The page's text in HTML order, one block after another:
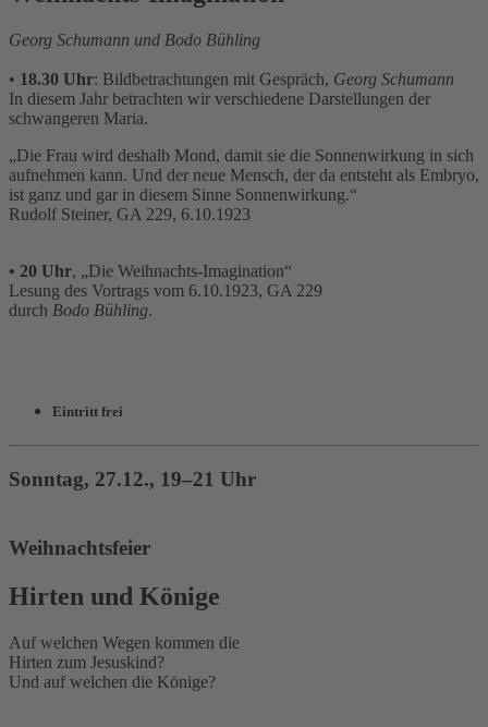
Georg Schumann und Bodo Bühling
• 18.30 Uhr: Bildbetrachtungen mit Gespräch, Georg Schumann
In diesem Jahr betrachten wir verschiedene Darstellungen der
schwangeren Maria.
„Die Frau wird deshalb Mond, damit sie die Sonnenwirkung in sich
aufnehmen kann. Und der neue Mensch, der da entsteht als Embryo,
ist ganz und gar in diesem Sinne Sonnenwirkung.“
Rudolf Steiner, GA 229, 6.10.1923
• 20 Uhr, „Die Weihnachts-Imagination“
Lesung des Vortrags vom 6.10.1923, GA 229
durch Bodo Bühling.
Eintritt frei
Sonntag, 27.12., 19–21 Uhr
Weihnachtsfeier
Hirten und Könige
Auf welchen Wegen kommen die
Hirten zum Jesuskind?
Und auf welchen die Könige?